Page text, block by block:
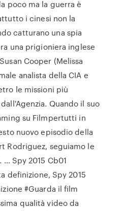
poco ma la guerra è
i cinesi non la
catturano una spia
una prigioniera inglese
Cooper (Melissa
analista della CIA e
le missioni più
Quando il suo
su Filmpertutti in
nuovo episodio della
Rodriguez, seguiamo le
… Spy 2015 Cb01
definizione, Spy 2015
#Guarda il film
qualità video da